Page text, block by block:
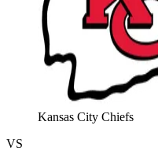
Kansas City Chiefs
VS